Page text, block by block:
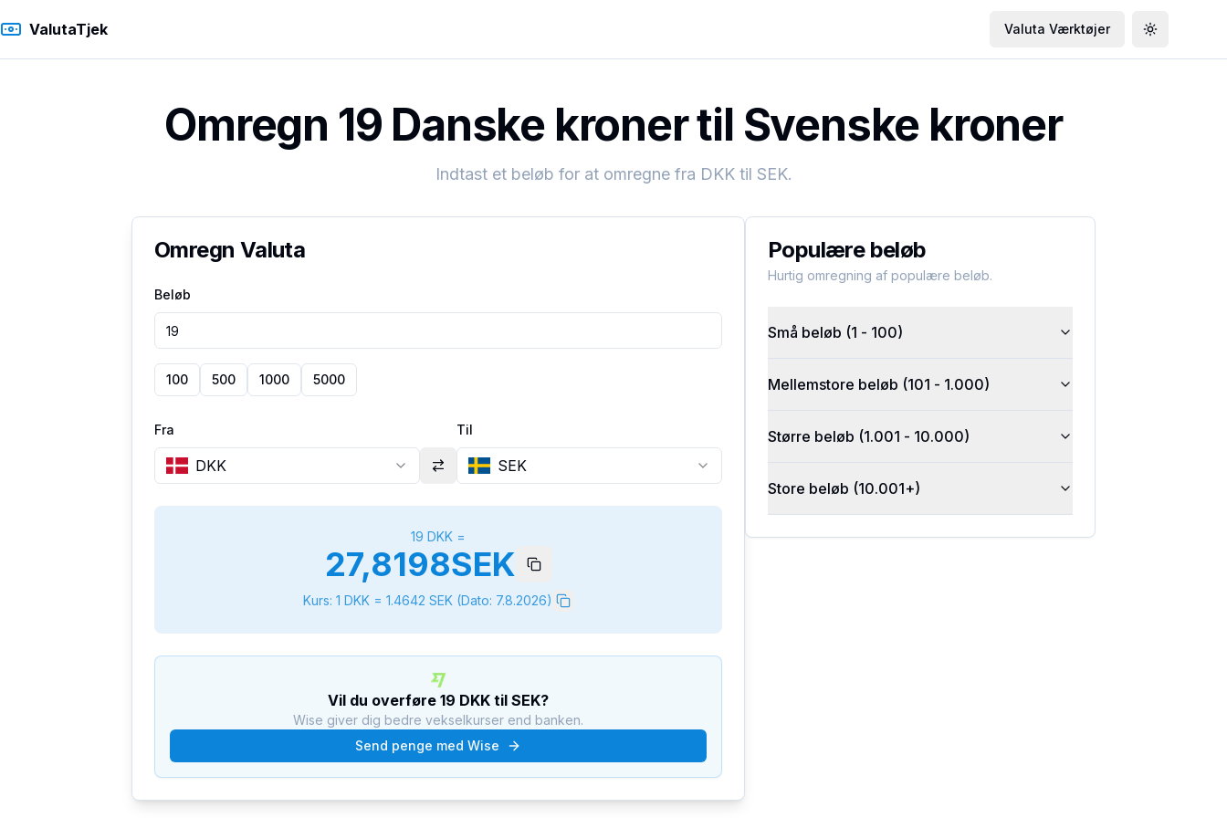
ValutaTjek Valuta Værktøjer Toggle
Omregn 19 Danske kroner til Svenske kroner
Indtast et beløb for at omregne fra DKKtil SEK.
Omregn Valuta
Beløb
100 500 1000 5000
Fra
DKK
Til
SEK
19 DKK =
27,8198SEK
Kurs: 1 DKK= 1.4642 SEK(Dato: 7.8.2026)
Vil du overføre 19 DKK til SEK?
Wise giver dig bedre vekselkurser end banken.
Send penge med Wise
Populære beløb
Hurtig omregning af populære beløb.
Små beløb (1 - 100)
Mellemstore beløb (101 - 1.000)
Større beløb (1.001 - 10.000)
Store beløb (10.001+)